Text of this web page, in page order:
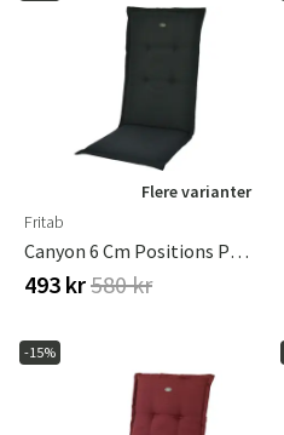
Flere varianter
Fritab
Canyon 6 Cm Positions Pude Strukturdralon Antracitgrå
493 kr580 kr
-15%